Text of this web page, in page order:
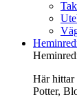
Här hittar
Potter,